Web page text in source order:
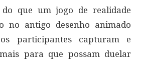
que um jogo de realidade
no antigo desenho animado
participantes capturam e
para que possam duelar